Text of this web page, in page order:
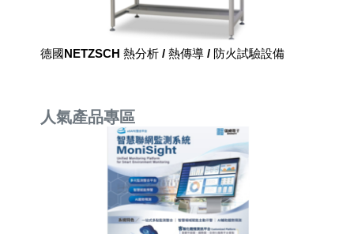
德國NETZSCH 熱分析 / 熱傳導 / 防火試驗設備
人氣產品專區